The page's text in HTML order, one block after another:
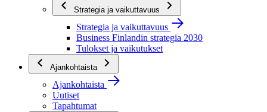
Strategia ja vaikuttavuus
Strategia ja vaikuttavuus
Business Finlandin strategia 2030
Tulokset ja vaikutukset
Ajankohtaista
Ajankohtaista
Uutiset
Tapahtumat